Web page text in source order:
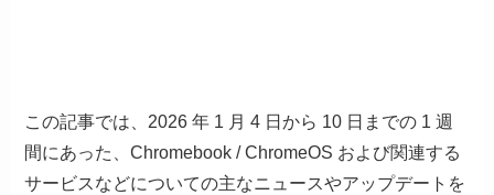
この記事では、2026 年 1 月 4 日から 10 日までの 1 週
間にあった、Chromebook / ChromeOS および関連する
サービスなどについての主なニュースやアップデートを